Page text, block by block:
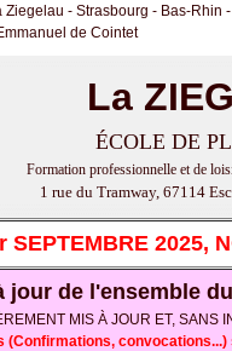
- Strasbourg - Bas-Rhin -
de Cointet
La
ÉCOLE DE
Formation professionnelle et de
1 rue du Tramway, 67114
SEPTEMBRE 2025,
jour de l'ensemble
MIS À JOUR ET,
(Confirmations,